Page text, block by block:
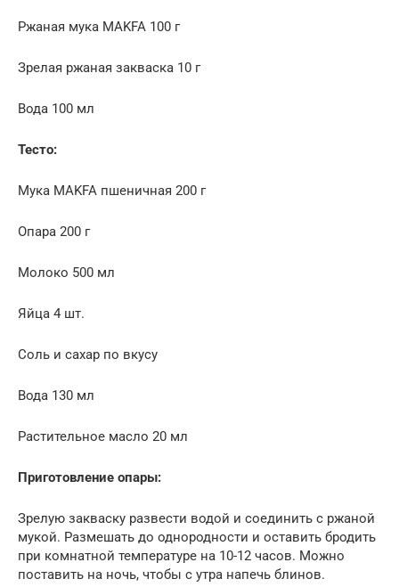
Ржаная мука MAKFA 100 г
Зрелая ржаная закваска 10 г
Вода 100 мл
Тесто:
Мука MAKFA пшеничная 200 г
Опара 200 г
Молоко 500 мл
Яйца 4 шт.
Соль и сахар по вкусу
Вода 130 мл
Растительное масло 20 мл
Приготовление опары:
Зрелую закваску развести водой и соединить с ржаной
мукой. Размешать до однородности и оставить бродить
при комнатной температуре на 10-12 часов. Можно
поставить на ночь, чтобы с утра напечь блинов.